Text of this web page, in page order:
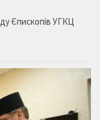
Єпископів УГКЦ